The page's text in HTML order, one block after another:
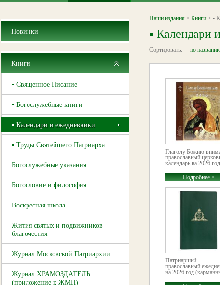
Новинки
Книги
▪ Священное Писание
▪ Богослужебные книги
▪ Календари и ежедневники
▪ Труды Святейшего Патриарха
Богослужебные указания
Богословие и философия
Воскресная школа
Жития святых и подвижников
благочестия
Журнал Московской Патриархии
Журнал ХРАМОЗДАТЕЛЬ
(приложение к ЖМП)
Наши издания > Книги > ▪
▪ Календари
Сортировать: по
Глаголу Божию
православный
календарь на 2026 год
Подробнее >
Патриарший
православный
на 2026 год